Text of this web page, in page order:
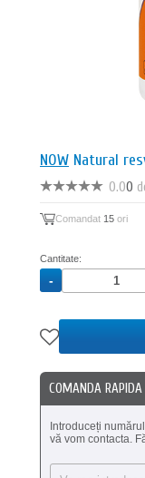
NOW Natural
0.00
Comandat 15ori
Cantitate:
COMANDA RAPIDA
Introduceți
vă vom contacta.